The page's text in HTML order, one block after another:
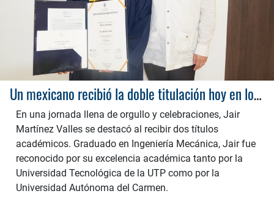
Un mexicano recibió la doble titulación hoy en los grados de la UTP
En una jornada llena de orgullo y celebraciones, Jair
Martínez Valles se destacó al recibir dos títulos
académicos. Graduado en Ingeniería Mecánica, Jair fue
reconocido por su excelencia académica tanto por la
Universidad Tecnológica de la UTP como por la
Universidad Autónoma del Carmen.